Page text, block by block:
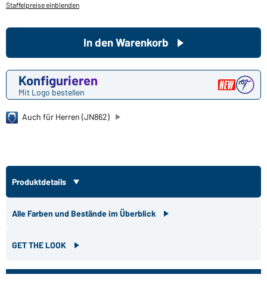
Staffelpreise einblenden
Konfigurieren
Mit Logo bestellen
In den Warenkorb
Auch für Herren (JN862)
Produktdetails
Alle Farben und Bestände im Überblick
GET THE LOOK